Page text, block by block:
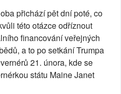
přichází pět dní poté, co
této otázce odříznout
financování veřejných
a to po setkání Trumpa
21. února, kde se
státu Maine Janet